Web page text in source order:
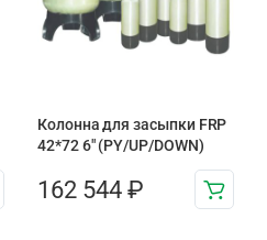
Колонна для засыпки FRP
42*72 6″ (PY/UP/DOWN)
162 544 ₽